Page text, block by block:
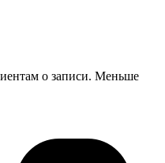
о записи. Меньше